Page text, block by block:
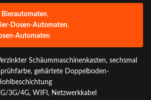
Bierautomaten,
Dosen-Automaten,
Automaten
Schäummaschinenkasten, sechsmal
gehärtete Doppelboden-
3G/4G, WIFI, Netzwerkkabel